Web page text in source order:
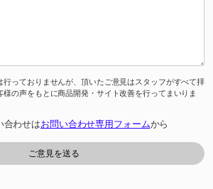
行っておりませんが、頂いたご意見はスタッフがすべて拝
様の声をもとに商品開発・サイト改善を行ってまいりま
合わせはお問い合わせ専用フォームから